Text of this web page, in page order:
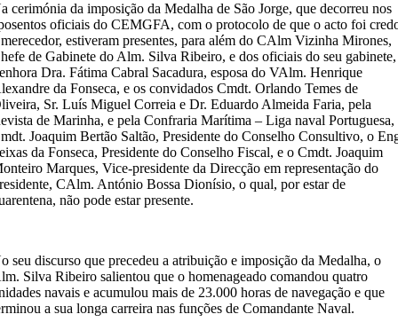
cerimónia da imposição da Medalha de São Jorge, que decorreu nos
oficiais do CEMGFA, com o protocolo de que o acto foi
estiveram presentes, para além do CAlm Vizinha Mirones,
de Gabinete do Alm. Silva Ribeiro, e dos oficiais do seu
Dra. Fátima Cabral Sacadura, esposa do VAlm. Henrique
da Fonseca, e os convidados Cmdt. Orlando Temes de
Sr. Luís Miguel Correia e Dr. Eduardo Almeida Faria, pela
de Marinha, e pela Confraria Marítima – Liga naval Portuguesa,
Joaquim Bertão Saltão, Presidente do Conselho Consultivo, o
da Fonseca, Presidente do Conselho Fiscal, e o Cmdt. Joaquim
Marques, Vice-presidente da Direcção em representação do
CAlm. António Bossa Dionísio, o qual, por estar de
não pode estar presente.
seu discurso que precedeu a atribuição e imposição da Medalha, o
Silva Ribeiro salientou que o homenageado comandou quatro
navais e acumulou mais de 23.000 horas de navegação e que
a sua longa carreira nas funções de Comandante Naval.